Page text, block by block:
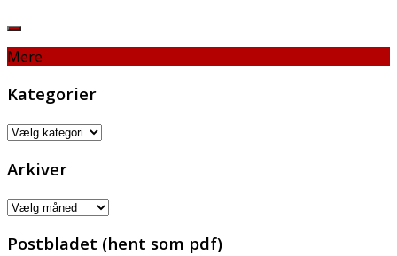
Mere
Kategorier
Kategorier
Arkiver
Arkiver
Postbladet (hent som pdf)